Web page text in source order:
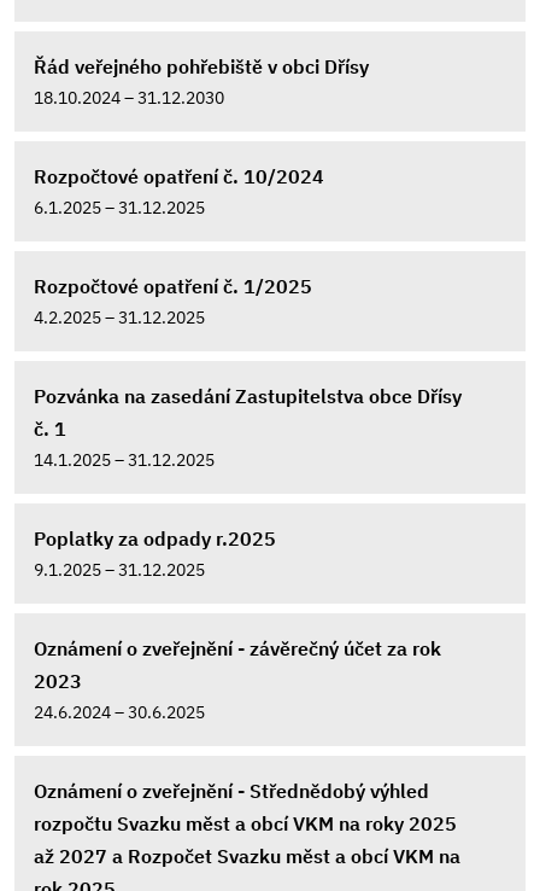
Řád veřejného pohřebiště v obci Dřísy
18.10.2024 – 31.12.2030
Rozpočtové opatření č. 10/2024
6.1.2025 – 31.12.2025
Rozpočtové opatření č. 1/2025
4.2.2025 – 31.12.2025
Pozvánka na zasedání Zastupitelstva obce Dřísy
č. 1
14.1.2025 – 31.12.2025
Poplatky za odpady r.2025
9.1.2025 – 31.12.2025
Oznámení o zveřejnění - závěrečný účet za rok
2023
24.6.2024 – 30.6.2025
Oznámení o zveřejnění - Střednědobý výhled
rozpočtu Svazku měst a obcí VKM na roky 2025
až 2027 a Rozpočet Svazku měst a obcí VKM na